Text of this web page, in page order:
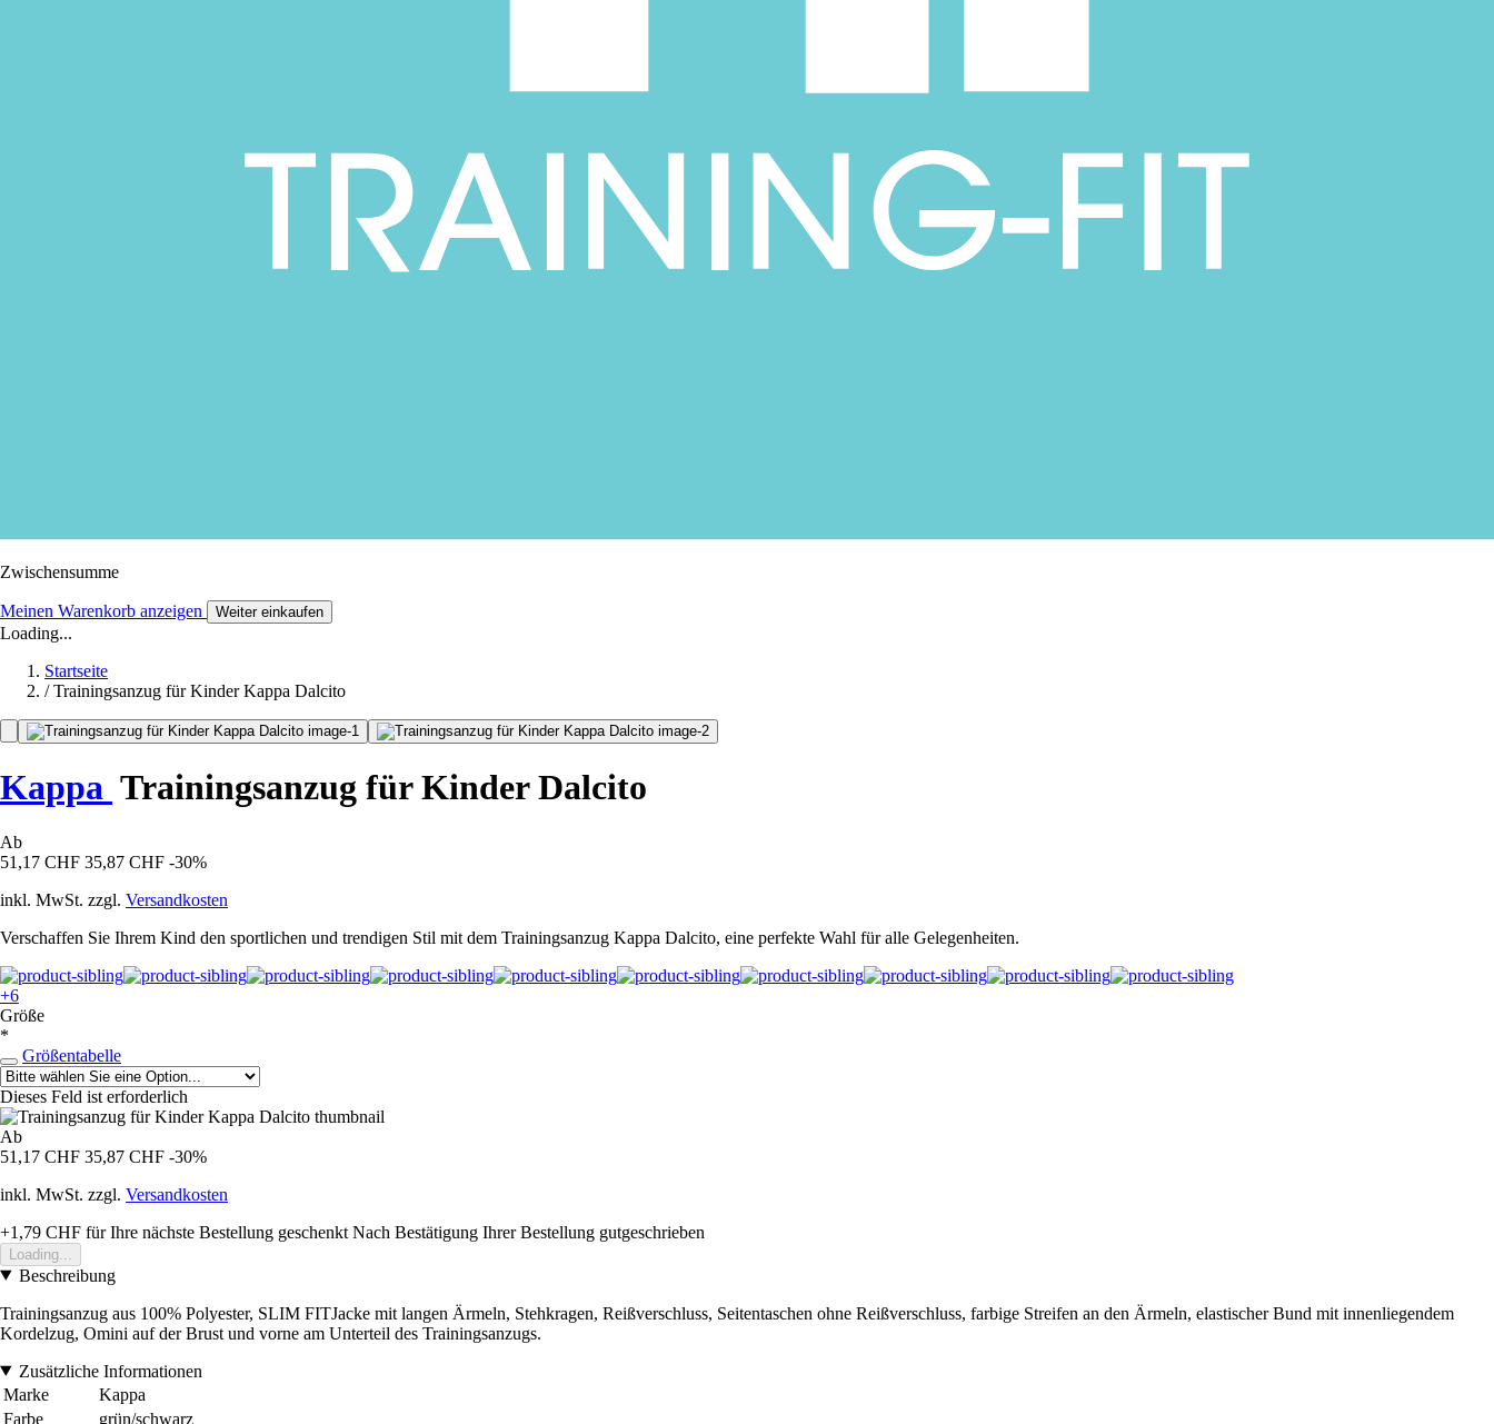
Zwischensumme
Meinen Warenkorb anzeigen Weiter einkaufen
Loading...
Startseite
/ Trainingsanzug für Kinder Kappa Dalcito
Kappa Trainingsanzug für Kinder Dalcito
Ab
51,17 CHF 35,87 CHF -30%
inkl. MwSt. zzgl. Versandkosten
Verschaffen Sie Ihrem Kind den sportlichen und trendigen Stil mit dem Trainingsanzug Kappa Dalcito, eine perfekte Wahl für alle Gelegenheiten.
+6
Größe
*
Größentabelle
Dieses Feld ist erforderlich
Ab
51,17 CHF 35,87 CHF -30%
inkl. MwSt. zzgl. Versandkosten
+1,79 CHF für Ihre nächste Bestellung geschenkt Nach Bestätigung Ihrer Bestellung gutgeschrieben
Loading...
Beschreibung
Trainingsanzug aus 100% Polyester, SLIM FITJacke mit langen Ärmeln, Stehkragen, Reißverschluss, Seitentaschen ohne Reißverschluss, farbige Streifen an den Ärmeln, elastischer Bund mit innenliegendem
Kordelzug, Omini auf der Brust und vorne am Unterteil des Trainingsanzugs.
Zusätzliche Informationen
Marke
Kappa
Farbe
grün/schwarz